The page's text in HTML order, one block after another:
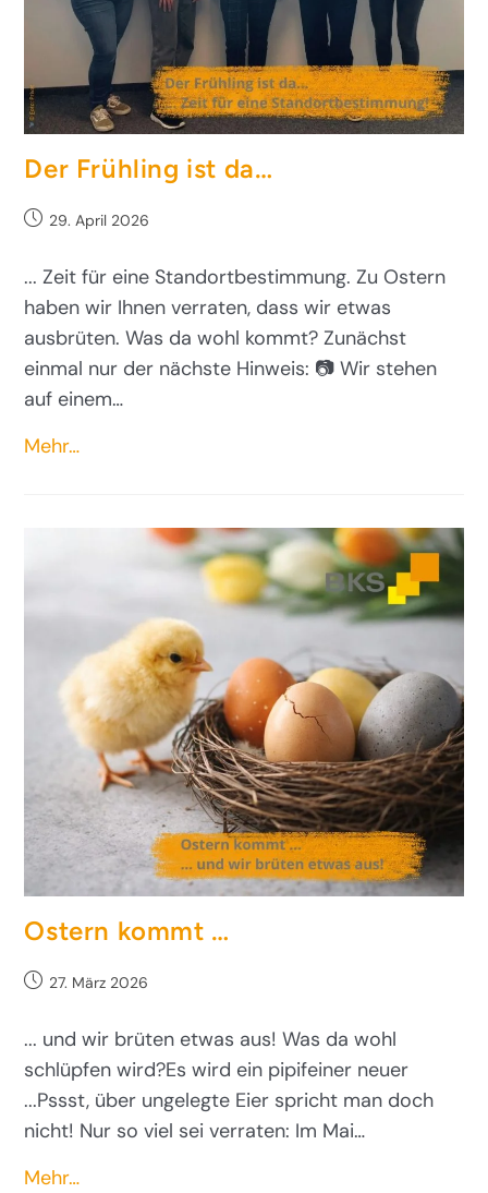
Der Frühling ist da…
29. April 2026
... Zeit für eine Standortbestimmung. Zu Ostern
haben wir Ihnen verraten, dass wir etwas
ausbrüten. Was da wohl kommt? Zunächst
einmal nur der nächste Hinweis: 📷 Wir stehen
auf einem…
Mehr…
Ostern kommt …
27. März 2026
... und wir brüten etwas aus! Was da wohl
schlüpfen wird?Es wird ein pipifeiner neuer
...Pssst, über ungelegte Eier spricht man doch
nicht! Nur so viel sei verraten: Im Mai…
Mehr…